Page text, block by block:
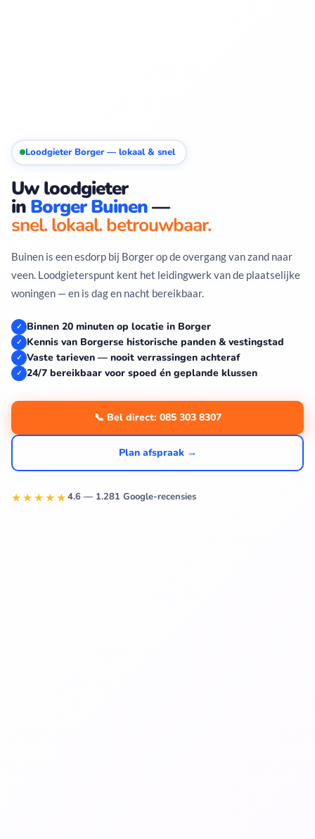
Loodgieter Borger — lokaal & snel
Uw loodgieter
in Borger Buinen—
snel. lokaal. betrouwbaar.
Buinen is een esdorp bij Borger op de overgang van zand naar
veen. Loodgieterspunt kent het leidingwerk van de plaatselijke
woningen — en is dag en nacht bereikbaar.
✓ Binnen 20 minuten op locatie in Borger
✓ Kennis van Borgerse historische panden & vestingstad
✓ Vaste tarieven — nooit verrassingen achteraf
✓ 24/7 bereikbaar voor spoed én geplande klussen
📞 Bel direct: 085 303 8307
Plan afspraak →
★★★★★4.6 — 1.281 Google-recensies